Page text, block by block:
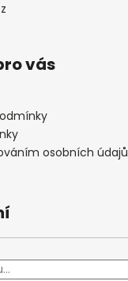
vás
osobních údajů